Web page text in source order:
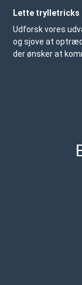
Lette trylletricks
Udforsk vores
og sjove at
der ønsker at